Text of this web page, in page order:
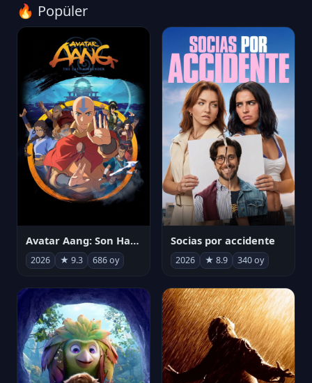
🔥 Popüler
Avatar Aang: Son Havabükücü
2026 ★ 9.3 686 oy
Socias por accidente
2026 ★ 8.9 340 oy